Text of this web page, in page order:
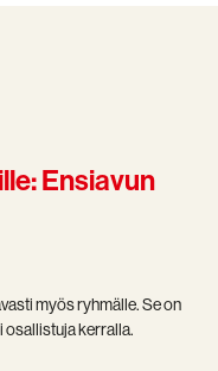
Ensiavun
myös ryhmälle. Se on
osallistuja kerralla.